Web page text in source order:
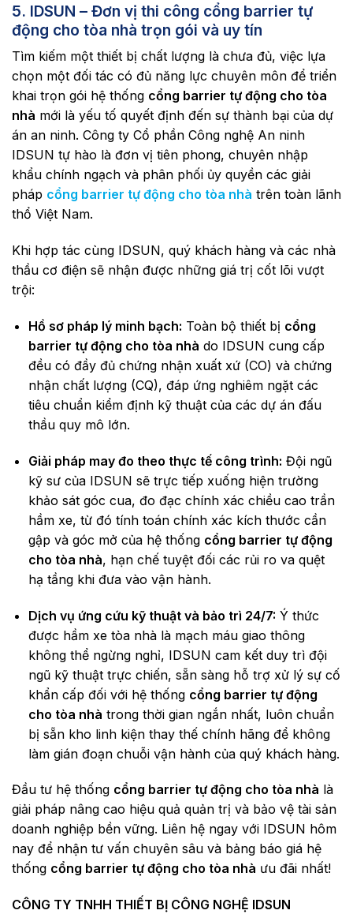
5. IDSUN – Đơn vị thi công cổng barrier tự
động cho tòa nhà trọn gói và uy tín
Tìm kiếm một thiết bị chất lượng là chưa đủ, việc lựa
chọn một đối tác có đủ năng lực chuyên môn để triển
khai trọn gói hệ thống cổng barrier tự động cho tòa
nhà mới là yếu tố quyết định đến sự thành bại của dự
án an ninh. Công ty Cổ phần Công nghệ An ninh
IDSUN tự hào là đơn vị tiên phong, chuyên nhập
khẩu chính ngạch và phân phối ủy quyền các giải
pháp cổng barrier tự động cho tòa nhà trên toàn lãnh
thổ Việt Nam.
Khi hợp tác cùng IDSUN, quý khách hàng và các nhà
thầu cơ điện sẽ nhận được những giá trị cốt lõi vượt
trội:
Hồ sơ pháp lý minh bạch: Toàn bộ thiết bị cổng
barrier tự động cho tòa nhà do IDSUN cung cấp
đều có đầy đủ chứng nhận xuất xứ (CO) và chứng
nhận chất lượng (CQ), đáp ứng nghiêm ngặt các
tiêu chuẩn kiểm định kỹ thuật của các dự án đấu
thầu quy mô lớn.
Giải pháp may đo theo thực tế công trình: Đội ngũ
kỹ sư của IDSUN sẽ trực tiếp xuống hiện trường
khảo sát góc cua, đo đạc chính xác chiều cao trần
hầm xe, từ đó tính toán chính xác kích thước cần
gập và góc mở của hệ thống cổng barrier tự động
cho tòa nhà, hạn chế tuyệt đối các rủi ro va quệt
hạ tầng khi đưa vào vận hành.
Dịch vụ ứng cứu kỹ thuật và bảo trì 24/7: Ý thức
được hầm xe tòa nhà là mạch máu giao thông
không thể ngừng nghỉ, IDSUN cam kết duy trì đội
ngũ kỹ thuật trực chiến, sẵn sàng hỗ trợ xử lý sự cố
khẩn cấp đối với hệ thống cổng barrier tự động
cho tòa nhà trong thời gian ngắn nhất, luôn chuẩn
bị sẵn kho linh kiện thay thế chính hãng để không
làm gián đoạn chuỗi vận hành của quý khách hàng.
Đầu tư hệ thống cổng barrier tự động cho tòa nhà là
giải pháp nâng cao hiệu quả quản trị và bảo vệ tài sản
doanh nghiệp bền vững. Liên hệ ngay với IDSUN hôm
nay để nhận tư vấn chuyên sâu và bảng báo giá hệ
thống cổng barrier tự động cho tòa nhà ưu đãi nhất!
CÔNG TY TNHH THIẾT BỊ CÔNG NGHỆ IDSUN